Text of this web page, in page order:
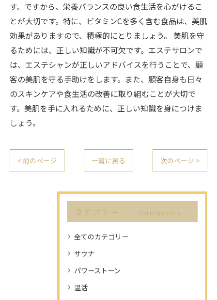
す。ですから、栄養バランスの良い食生活を心がけるこ
とが大切です。特に、ビタミンCを多く含む食品は、美肌
効果がありますので、積極的にとりましょう。 美肌を守
るためには、正しい知識が不可欠です。エステサロンで
は、エステシャンが正しいアドバイスを行うことで、顧
客の美肌を守る手助けをします。また、顧客自身も日々
のスキンケアや食生活の改善に取り組むことが大切で
す。美肌を手に入れるために、正しい知識を身につけま
しょう。
< 前のページ 一覧に戻る 次のページ >
カテゴリー Categories
全てのカテゴリー
サウナ
パワーストーン
温活